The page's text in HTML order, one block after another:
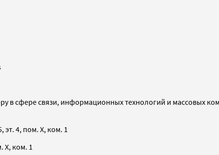
в сфере связи, информационных технологий и массовых
эт. 4, пом. X, ком. 1
X, ком. 1